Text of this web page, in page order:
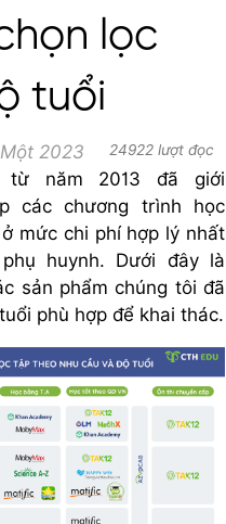
lọc
tuổi
2023 24922 lượt đọc
từ năm 2013 đã giới
các chương trình học
mức chi phí hợp lý nhất
huynh. Dưới đây là
sản phẩm chúng tôi đã
phù hợp để khai thác.